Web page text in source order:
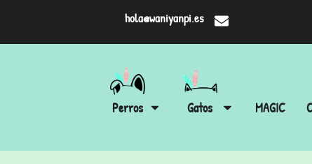
hola@waniyanpi.es
Perros Gatos MAGIC